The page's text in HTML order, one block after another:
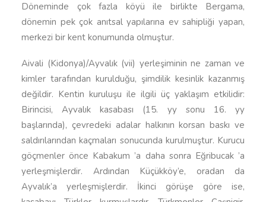
Döneminde çok fazla köyü ile birlikte Bergama,
dönemin pek çok anıtsal yapılarına ev sahipliği yapan,
merkezi bir kent konumunda olmuştur.
Aivali (Kidonya)/Ayvalık (vii) yerleşiminin ne zaman ve
kimler tarafından kurulduğu, şimdilik kesinlik kazanmış
değildir. Kentin kuruluşu ile ilgili üç yaklaşım etkilidir:
Birincisi, Ayvalık kasabası (15. yy sonu 16. yy
başlarında), çevredeki adalar halkının korsan baskı ve
saldırılarından kaçmaları sonucunda kurulmuştur. Kurucu
göçmenler önce Kabakum ’a daha sonra Eğribucak ’a
yerleşmişlerdir. Ardından Küçükköy’e, oradan da
Ayvalık’a yerleşmişlerdir. İkinci görüşe göre ise,